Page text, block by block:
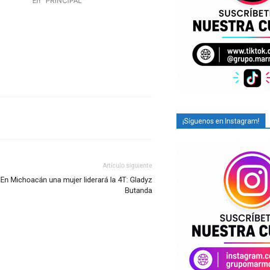
Artículo siguiente
En Michoacán una mujer liderará la 4T: Gladyz
Butanda
¡Síguenos en Instagram!